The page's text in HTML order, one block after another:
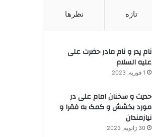
تازه نظرها
نام پدر و نام مادر حضرت علی
علیه السلام
1 فوریه, 2023
حدیث و سخنان امام علی در
مورد بخشش و کمک به فقرا و
نیازمندان
30 ژانویه, 2023